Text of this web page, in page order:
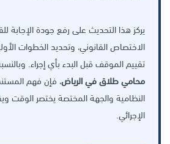
يركز هذا التحديث على رفع جودة الإجابة
الاختصاص القانوني، وتحديد الخطوات
تقييم الموقف قبل البدء بأي إجراء.
محامي طلاق في الرياض، فإن فهم
النظامية والجهة المختصة يختصر الوقت
الإجرائي.